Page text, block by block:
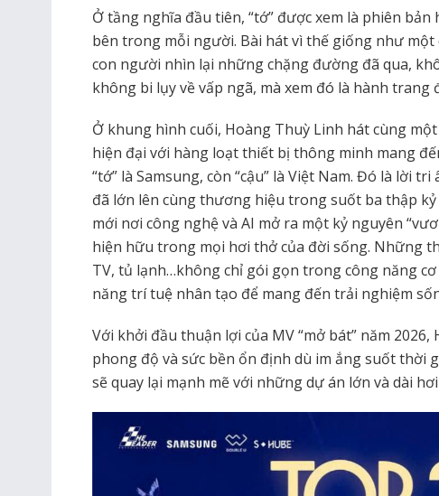
Ở tầng nghĩa đầu tiên, “tớ” được xem là phiên bản
bên trong mỗi người. Bài hát vì thế giống như một
con người nhìn lại những chặng đường đã qua,
không bi lụy về vấp ngã, mà xem đó là hành trang
Ở khung hình cuối, Hoàng Thuỳ Linh hát cùng
hiện đại với hàng loạt thiết bị thông minh mang
“tớ” là Samsung, còn “cậu” là Việt Nam. Đó là lời
đã lớn lên cùng thương hiệu trong suốt ba thập
mới nơi công nghệ và AI mở ra một kỷ nguyên
hiện hữu trong mọi hơi thở của đời sống. Những
TV, tủ lạnh…không chỉ gói gọn trong công năng
năng trí tuệ nhân tạo để mang đến trải nghiệm
Với khởi đầu thuận lợi của MV “mở bát” năm
phong độ và sức bền ổn định dù im ắng suốt thời
sẽ quay lại mạnh mẽ với những dự án lớn và dài